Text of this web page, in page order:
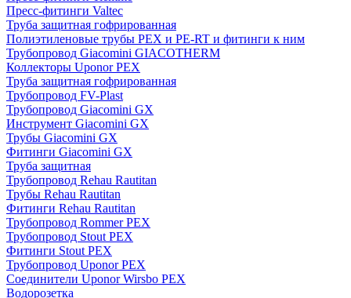
Пресс-фитинги Valtec
Труба защитная гофрированная
Полиэтиленовые трубы PEX и PE-RT и фитинги к ним
Трубопровод Giacomini GIACOTHERM
Коллекторы Uponor PEX
Труба защитная гофрированная
Трубопровод FV-Plast
Трубопровод Giacomini GX
Инструмент Giacomini GX
Трубы Giacomini GX
Фитинги Giacomini GX
Труба защитная
Трубопровод Rehau Rautitan
Трубы Rehau Rautitan
Фитинги Rehau Rautitan
Трубопровод Rommer PEX
Трубопровод Stout PEX
Фитинги Stout PEX
Трубопровод Uponor PEX
Соединители Uponor Wirsbo PEX
Водорозетка